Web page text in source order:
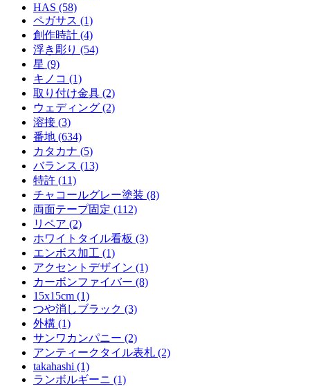
HAS (58)
ペガサス (1)
創作時計 (4)
浮き彫り (54)
星 (9)
キノコ (1)
取り付け金具 (2)
ウェディング (2)
溶接 (3)
番地 (634)
カタカナ (5)
バランス (13)
特許 (11)
チャコールグレー塗装 (8)
両面テープ固定 (112)
リペア (2)
ホワイトタイル看板 (3)
エンボス加工 (1)
アクセントデザイン (1)
カーボンファイバー (8)
15x15cm (1)
つや消しブラック (3)
外構 (1)
サンワカンパニー (2)
アンティークタイル表札 (2)
takahashi (1)
ランボルギーニ (1)